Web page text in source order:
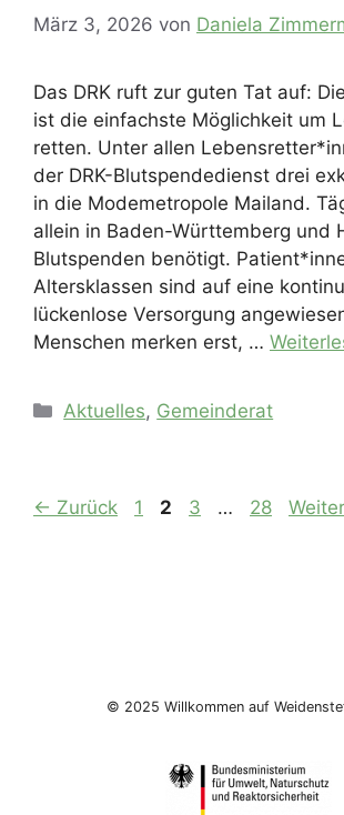
März 3, 2026 von Daniela
Das DRK ruft zur guten Tat auf:
ist die einfachste Möglichkeit um
retten. Unter allen
der DRK-Blutspendedienst drei
in die Modemetropole Mailand.
allein in Baden-Württemberg und
Blutspenden benötigt.
Altersklassen sind auf eine
lückenlose Versorgung
Menschen merken erst, …
Kategorien
Aktuelles, Gemeinderat
← Zurück Seite
1 Seite
2 Seite
3 … Seite
28 Weiter
© 2025 Willkommen auf